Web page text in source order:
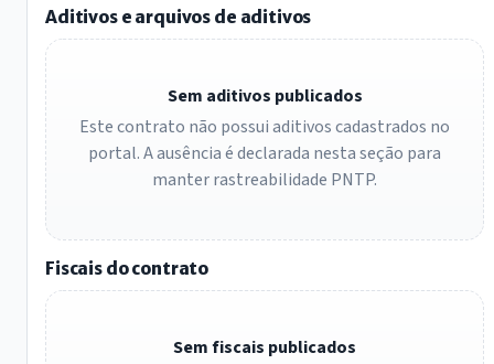
Aditivos e arquivos de aditivos
Sem aditivos publicados
Este contrato não possui aditivos cadastrados no
portal. A ausência é declarada nesta seção para
manter rastreabilidade PNTP.
Fiscais do contrato
Sem fiscais publicados